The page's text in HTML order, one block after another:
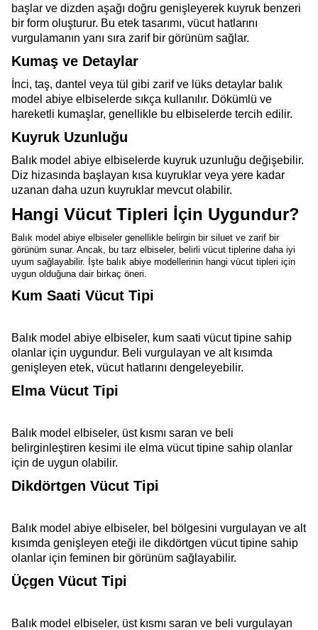
başlar ve dizden aşağı doğru genişleyerek kuyruk benzeri
bir form oluşturur. Bu etek tasarımı, vücut hatlarını
vurgulamanın yanı sıra zarif bir görünüm sağlar.
Kumaş ve Detaylar
İnci, taş, dantel veya tül gibi zarif ve lüks detaylar balık
model abiye elbiselerde sıkça kullanılır. Dökümlü ve
hareketli kumaşlar, genellikle bu elbiselerde tercih edilir.
Kuyruk Uzunluğu
Balık model abiye elbiselerde kuyruk uzunluğu değişebilir.
Diz hizasında başlayan kısa kuyruklar veya yere kadar
uzanan daha uzun kuyruklar mevcut olabilir.
Hangi Vücut Tipleri İçin Uygundur?
Balık model abiye elbiseler genellikle belirgin bir siluet ve zarif bir
görünüm sunar. Ancak, bu tarz elbiseler, belirli vücut tiplerine daha iyi
uyum sağlayabilir. İşte balık abiye modellerinin hangi vücut tipleri için
uygun olduğuna dair birkaç öneri.
Kum Saati Vücut Tipi
Balık model abiye elbiseler, kum saati vücut tipine sahip
olanlar için uygundur. Beli vurgulayan ve alt kısımda
genişleyen etek, vücut hatlarını dengeleyebilir.
Elma Vücut Tipi
Balık model elbiseler, üst kısmı saran ve beli
belirginleştiren kesimi ile elma vücut tipine sahip olanlar
için de uygun olabilir.
Dikdörtgen Vücut Tipi
Balık model abiye elbiseler, bel bölgesini vurgulayan ve alt
kısımda genişleyen eteği ile dikdörtgen vücut tipine sahip
olanlar için feminen bir görünüm sağlayabilir.
Üçgen Vücut Tipi
Balık model elbiseler, üst kısmı saran ve beli vurgulayan